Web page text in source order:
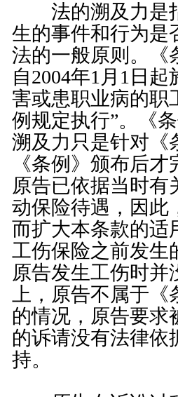
法的溯及力是指
生的事件和行为是
法的一般原则。《
自2004年1月1日
害或患职业病的职
例规定执行”。《
溯及力只是针对《
《条例》颁布后
原告已依据当时有
动保险待遇，因此
而扩大本条款的适
工伤保险之前发生
原告发生工伤时并
上，原告不属于
的情况，原告要求
的诉请没有法律依
持